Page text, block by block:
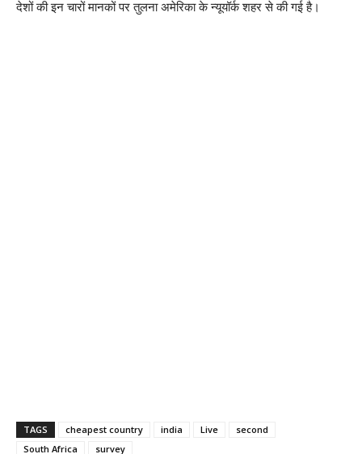
देशों की इन चारों मानकों पर तुलना अमेरिका के न्यूयॉर्क शहर से की गई है।
TAGS cheapest country india Live
second
South Africa
survey